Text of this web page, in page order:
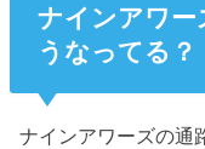
ナインアワ
うなってる？
ナインアワーズの通